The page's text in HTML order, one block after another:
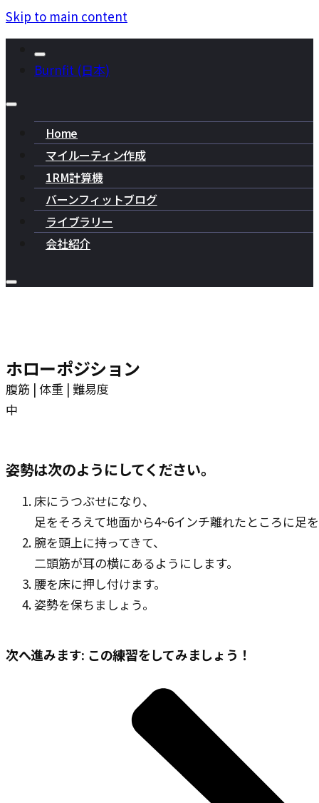
Skip to main content
Burnfit (日本)
Home
マイルーティン作成
1RM計算機
バーンフィットブログ
ライブラリー
会社紹介
ホローポジション
腹筋 | 体重 | 難易度
中
姿勢は次のようにしてください。
床にうつぶせになり、
足をそろえて地面から4~6インチ離れたところに足
腕を頭上に持ってきて、
二頭筋が耳の横にあるようにします。
腰を床に押し付けます。
姿勢を保ちましょう。
次へ進みます: この練習をしてみましょう！